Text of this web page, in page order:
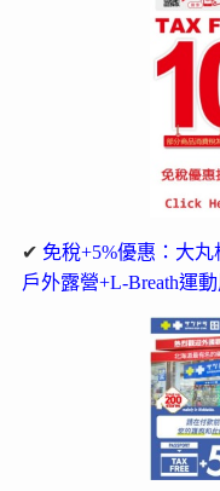
✔ 免稅+5%優惠：大
戶外露營+L-Breath運